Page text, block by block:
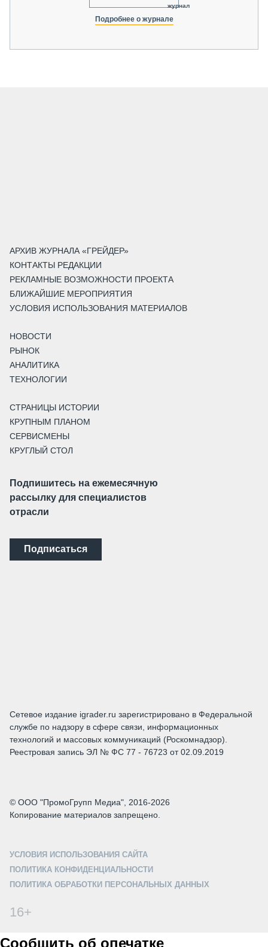
журнал
Подробнее о журнале
АРХИВ ЖУРНАЛА «ГРЕЙДЕР»
КОНТАКТЫ РЕДАКЦИИ
РЕКЛАМНЫЕ ВОЗМОЖНОСТИ ПРОЕКТА
БЛИЖАЙШИЕ МЕРОПРИЯТИЯ
УСЛОВИЯ ИСПОЛЬЗОВАНИЯ МАТЕРИАЛОВ
НОВОСТИ
РЫНОК
АНАЛИТИКА
ТЕХНОЛОГИИ
СТРАНИЦЫ ИСТОРИИ
КРУПНЫМ ПЛАНОМ
СЕРВИСМЕНЫ
КРУГЛЫЙ СТОЛ
Подпишитесь на ежемесячную
рассылку для специалистов
отрасли
Подписаться
Сетевое издание igrader.ru зарегистрировано в Федеральной
службе по надзору в сфере связи, информационных
технологий и массовых коммуникаций (Роскомнадзор).
Реестровая запись ЭЛ № ФС 77 - 76723 от 02.09.2019
© ООО "ПромоГрупп Медиа", 2016-2026
Копирование материалов запрещено.
УСЛОВИЯ ИСПОЛЬЗОВАНИЯ САЙТА
ПОЛИТИКА КОНФИДЕНЦИАЛЬНОСТИ
ПОЛИТИКА ОБРАБОТКИ ПЕРСОНАЛЬНЫХ ДАННЫХ
16+
Сообщить об опечатке